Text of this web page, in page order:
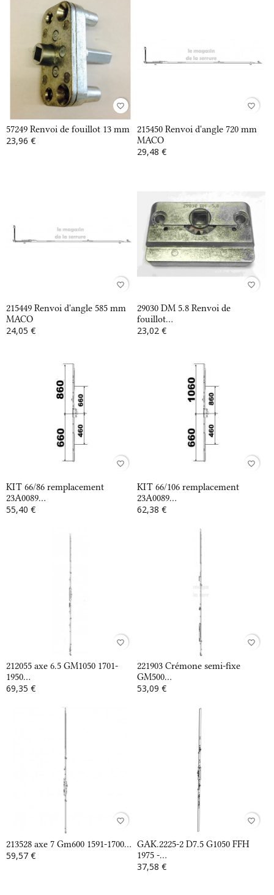
favorite_border
57249 Renvoi de fouillot 13 mm
23,96 €
favorite_border
215450 Renvoi d'angle 720 mm
MACO
29,48 €
favorite_border
215449 Renvoi d'angle 585 mm
MACO
24,05 €
favorite_border
29030 DM 5.8 Renvoi de
fouillot...
23,02 €
favorite_border
KIT 66/86 remplacement
23A0089...
55,40 €
favorite_border
KIT 66/106 remplacement
23A0089...
62,38 €
favorite_border
212055 axe 6.5 GM1050 1701-
1950...
69,35 €
favorite_border
221903 Crémone semi-fixe
GM500...
53,09 €
favorite_border
213528 axe 7 Gm600 1591-1700...
59,57 €
favorite_border
GAK.2225-2 D7.5 G1050 FFH
1975 -...
37,58 €